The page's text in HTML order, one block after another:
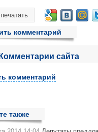
комментарий
Комментарии сайта
комментарий
также